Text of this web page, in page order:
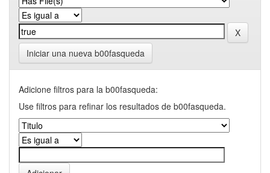
Iniciar una nueva b00fasqueda
Adicione filtros para la b00fasqueda:
Use filtros para refinar los resultados de b00fasqueda.